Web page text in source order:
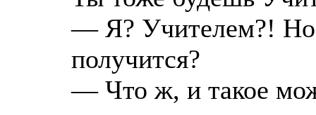
— Я? Учителем?!
получится?
— Что ж, и такое